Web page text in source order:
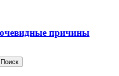
причины
Поиск